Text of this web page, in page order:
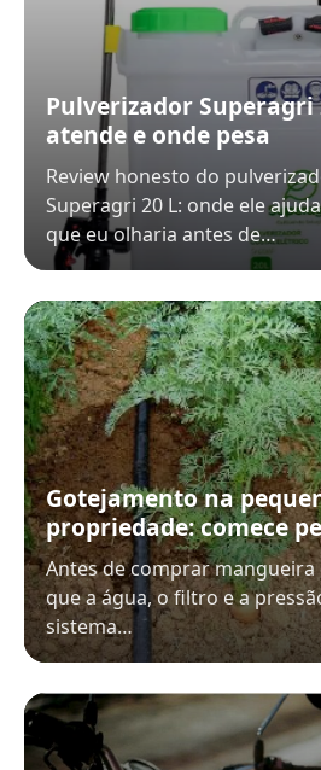
Pulverizador Superagri
atende e onde pesa
Review honesto do
Superagri 20 L: onde ele
que eu olharia antes de…
Gotejamento na
propriedade: comece
Antes de comprar mangueira
que a água, o filtro e a
sistema…